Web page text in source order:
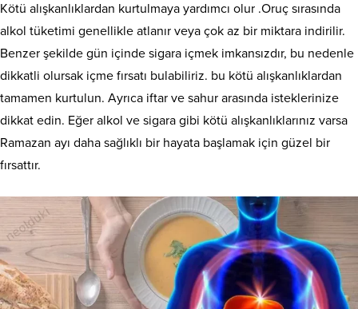
Kötü alışkanlıklardan kurtulmaya yardımcı olur .Oruç sırasında
alkol tüketimi genellikle atlanır veya çok az bir miktara indirilir.
Benzer şekilde gün içinde sigara içmek imkansızdır, bu nedenle
dikkatli olursak içme fırsatı bulabiliriz. bu kötü alışkanlıklardan
tamamen kurtulun. Ayrıca iftar ve sahur arasında isteklerinize
dikkat edin. Eğer alkol ve sigara gibi kötü alışkanlıklarınız varsa
Ramazan ayı daha sağlıklı bir hayata başlamak için güzel bir
fırsattır.